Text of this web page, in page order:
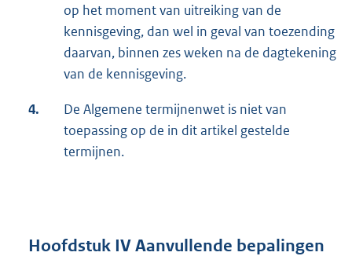
op het moment van uitreiking van de
kennisgeving, dan wel in geval van toezending
daarvan, binnen zes weken na de dagtekening
van de kennisgeving.
4.
De Algemene termijnenwet is niet van
toepassing op de in dit artikel gestelde
termijnen.
Hoofdstuk IV Aanvullende bepalingen